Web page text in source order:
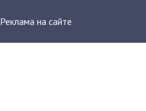
Реклама на сайте